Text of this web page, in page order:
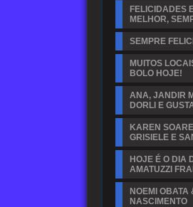
FELICIDADES
MELHOR,
SEMPRE
MUITOS
BOLO HOJE!
ANA, JANDIR
DORLI E
KAREN
GRISIELE E
HOJE É O DIA
AMATUZZI
NOEMI OBATA
NASCIMENTO